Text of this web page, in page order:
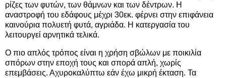
ρίζες των φυτών, των θάμνων και των δέντρων. Η
αναστροφή του εδάφους μέχρι 30εκ. φέρνει στην επιφάνεια
καινούρια πολυετή φυτά, αγριάδα. Η κατεργασία του
λειτουργεί αρνητικά τελικά.
Ο πιο απλός τρόπος είναι η χρήση σβώλων με ποικιλία
σπόρων στην εποχή τους και σπορά απλή, χωρίς
επεμβάσεις. Αχυροκαλύπτω εάν έχω μικρή έκταση. Τα